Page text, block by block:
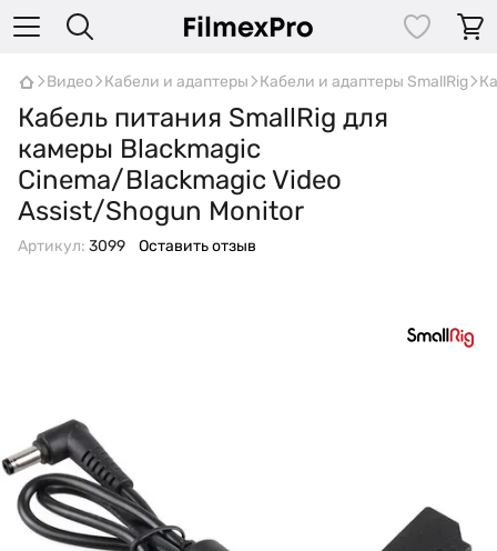
Видео Кабели и адаптеры Кабели и адаптеры SmallRig
Кабель питания SmallRig для
камеры Blackmagic
Cinema/Blackmagic Video
Assist/Shogun Monitor
Артикул: 3099 Оставить отзыв